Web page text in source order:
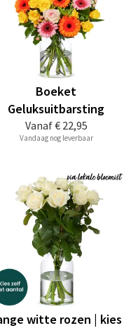
Vanaf€ 22,95
Boeket
Geluksuitbarsting
Vandaag nog leverbaar
witte rozen | kies